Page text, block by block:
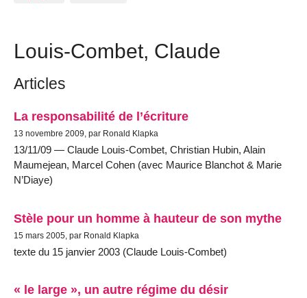
Louis-Combet, Claude
Articles
La responsabilité de l’écriture
13 novembre 2009, par Ronald Klapka
13/11/09 — Claude Louis-Combet, Christian Hubin, Alain
Maumejean, Marcel Cohen (avec Maurice Blanchot & Marie
N’Diaye)
Stèle pour un homme à hauteur de son mythe
15 mars 2005, par Ronald Klapka
texte du 15 janvier 2003 (Claude Louis-Combet)
« le large », un autre régime du désir